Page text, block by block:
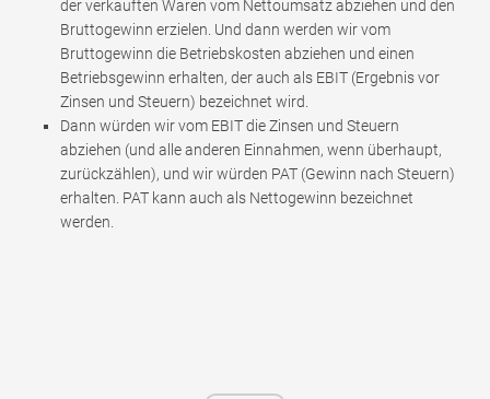
der verkauften Waren vom Nettoumsatz abziehen und den
Bruttogewinn erzielen. Und dann werden wir vom
Bruttogewinn die Betriebskosten abziehen und einen
Betriebsgewinn erhalten, der auch als EBIT (Ergebnis vor
Zinsen und Steuern) bezeichnet wird.
Dann würden wir vom EBIT die Zinsen und Steuern
abziehen (und alle anderen Einnahmen, wenn überhaupt,
zurückzählen), und wir würden PAT (Gewinn nach Steuern)
erhalten. PAT kann auch als Nettogewinn bezeichnet
werden.